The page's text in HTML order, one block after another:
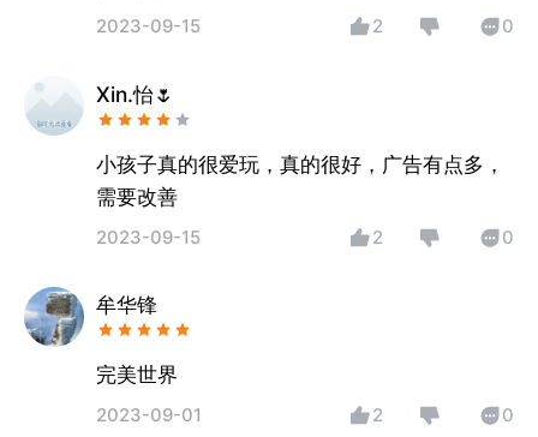
2023-09-15 2 0
Xin.怡🌷
小孩子真的很爱玩，真的很好，广告有点多，
需要改善
2023-09-15 2 0
牟华锋
完美世界
2023-09-01 2 0